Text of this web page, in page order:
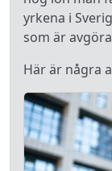
yrkena i
som är
Här är några